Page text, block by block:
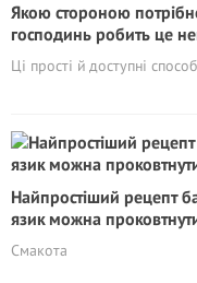
Якою стороною
господинь робить це
Ці прості й доступні
Найпростіший рецепт
язик можна
Смакота